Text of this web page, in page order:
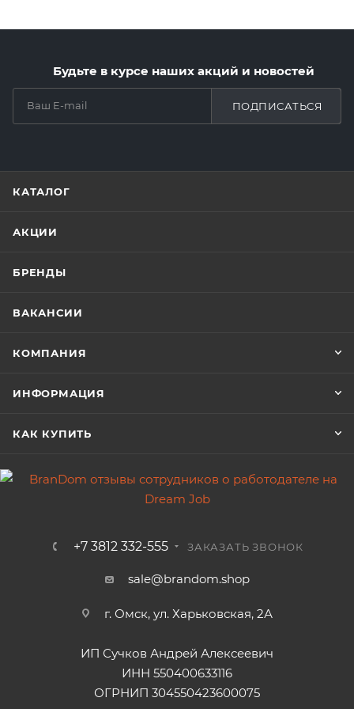
Будьте в курсе наших акций и новостей
ПОДПИСАТЬСЯ
КАТАЛОГ
АКЦИИ
БРЕНДЫ
ВАКАНСИИ
КОМПАНИЯ
ИНФОРМАЦИЯ
КАК КУПИТЬ
+7 3812 332-555 ЗАКАЗАТЬ ЗВОНОК
sale@brandom.shop
г. Омск, ул. Харьковская, 2А
ИП Сучков Андрей Алексеевич
ИНН 550400633116
ОГРНИП 304550423600075